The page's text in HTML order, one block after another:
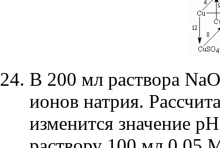
В 200 мл раствора
ионов натрия.
изменится значение